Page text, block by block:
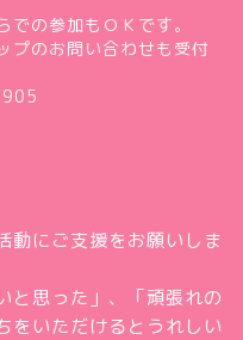
の参加もＯＫです。
プのお問い合わせも受付
動にご支援をお願いしま
と思った」、「頑張れの
をいただけるとうれしい